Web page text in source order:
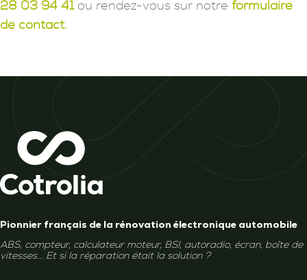
28 03 94 41ou rendez-vous sur notre formulaire
de contact.
Pionnier français de la rénovation électronique automobile
ABS, compteur, calculateur moteur, BSI, autoradio, écran, boîte de
vitesses... Et si la réparation était la solution ?